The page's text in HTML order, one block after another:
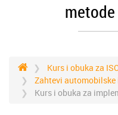
Kurs i obuka za
Zahtevi
Kurs i obuka za